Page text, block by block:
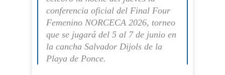
conferencia oficial del Final Four
Femenino NORCECA 2026, torneo
que se jugará del 5 al 7 de junio en
la cancha Salvador Dijols de la
Playa de Ponce.